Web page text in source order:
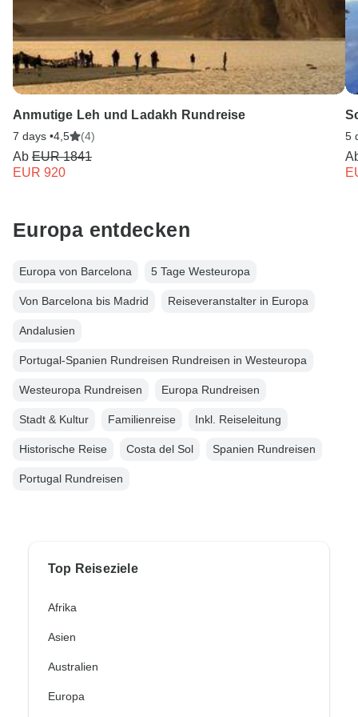
Anmutige Leh und Ladakh Rundreise
7 days •4,5 (4)
Ab EUR 1841
EUR 920
5
Europa entdecken
Europa von Barcelona 5 Tage Westeuropa
Von Barcelona bis Madrid Reiseveranstalter in Europa
Andalusien
Portugal-Spanien Rundreisen Rundreisen in Westeuropa
Westeuropa Rundreisen Europa Rundreisen
Stadt & Kultur Familienreise Inkl. Reiseleitung
Historische Reise Costa del Sol Spanien Rundreisen
Portugal Rundreisen
Top Reiseziele
Afrika
Asien
Australien
Europa